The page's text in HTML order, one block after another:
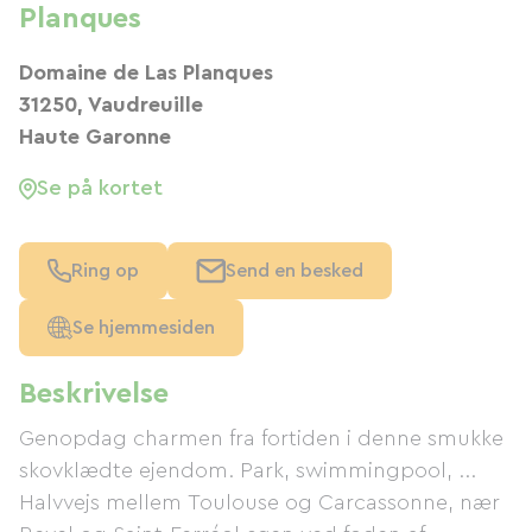
Beskrivelse
Genopdag charmen fra fortiden i denne smukke
skovklædte ejendom. Park, swimmingpool, ...
Halvvejs mellem Toulouse og Carcassonne, nær
Planques
Domaine de Las Planques
31250, Vaudreuille
Haute Garonne
Se på kortet
Ring op Send en besked
Se hjemmesiden